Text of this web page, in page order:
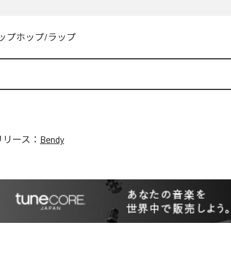
プホップ/ラップ
ース： Bendy